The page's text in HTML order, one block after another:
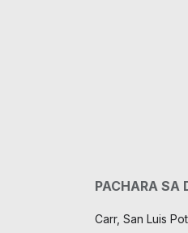
PACHARA SA
Carr, San Luis